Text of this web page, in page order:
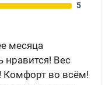
5
месяца
нравится! Вес
Комфорт во всём!